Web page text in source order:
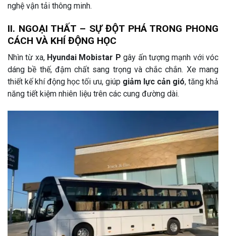
nghệ vận tải thông minh.
II. NGOẠI THẤT – SỰ ĐỘT PHÁ TRONG PHONG
CÁCH VÀ KHÍ ĐỘNG HỌC
Nhìn từ xa, Hyundai Mobistar P gây ấn tượng mạnh với vóc
dáng bề thế, đậm chất sang trọng và chắc chắn. Xe mang
thiết kế khí động học tối ưu, giúp giảm lực cản gió, tăng khả
năng tiết kiệm nhiên liệu trên các cung đường dài.